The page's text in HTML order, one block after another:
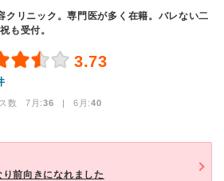
クリニック。専門医が多く在籍。バレない二
も受付。
3.73
数 7月:36 | 6月:40
前向きになれました